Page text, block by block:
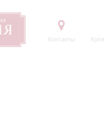
Контакты